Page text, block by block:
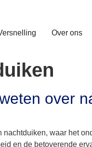
Over ons
over
waar het
en de betoverende